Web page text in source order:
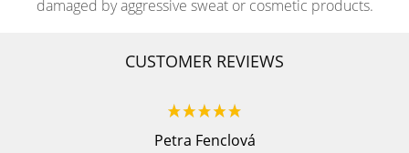
damaged by aggressive sweat or cosmetic products.
CUSTOMER REVIEWS
Petra Fenclová